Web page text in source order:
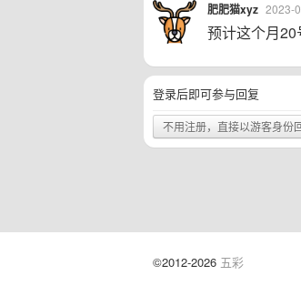
肥肥猫xyz 2023-
预计这个月20
登录后即可参与回复
不用注册，直接以游客身份
©2012-2026 五彩